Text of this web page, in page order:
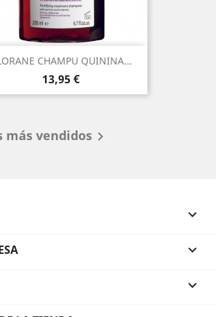
CHAMPU QUININA...
Precio
13,95 €
más vendidos 


